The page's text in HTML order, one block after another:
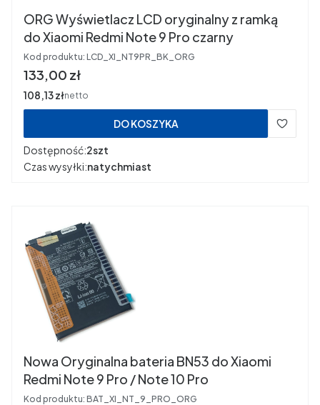
ORG Wyświetlacz LCD oryginalny z ramką
do Xiaomi Redmi Note 9 Pro czarny
Kod produktu: LCD_XI_NT9PR_BK_ORG
Cena
133,00 zł
Cena
108,13 złnetto
DO KOSZYKA
Dostępność:2szt
Czas wysyłki:natychmiast
Nowa Oryginalna bateria BN53 do Xiaomi
Redmi Note 9 Pro / Note 10 Pro
Kod produktu: BAT_XI_NT_9_PRO_ORG